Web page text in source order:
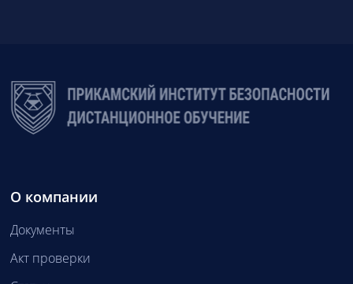
О компании
Документы
Акт проверки